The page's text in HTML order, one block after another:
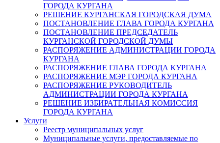
ГОРОДА КУРГАНА
РЕШЕНИЕ КУРГАНСКАЯ ГОРОДСКАЯ ДУМА
ПОСТАНОВЛЕНИЕ ГЛАВА ГОРОДА КУРГАНА
ПОСТАНОВЛЕНИЕ ПРЕДСЕДАТЕЛЬ
КУРГАНСКОЙ ГОРОДСКОЙ ДУМЫ
РАСПОРЯЖЕНИЕ АДМИНИСТРАЦИИ ГОРОДА
КУРГАНА
РАСПОРЯЖЕНИЕ ГЛАВА ГОРОДА КУРГАНА
РАСПОРЯЖЕНИЕ МЭР ГОРОДА КУРГАНА
РАСПОРЯЖЕНИЕ РУКОВОДИТЕЛЬ
АДМИНИСТРАЦИИ ГОРОДА КУРГАНА
РЕШЕНИЕ ИЗБИРАТЕЛЬНАЯ КОМИССИЯ
ГОРОДА КУРГАНА
Услуги
Реестр муниципальных услуг
Муниципальные услуги, предоставляемые по